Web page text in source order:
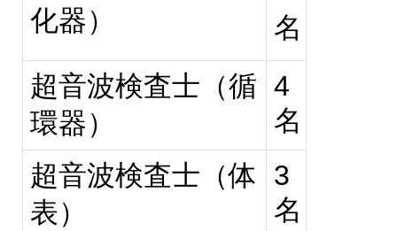
化器）
名
超音波検査士（循
環器）
4
名
超音波検査士（体
表）
3
名